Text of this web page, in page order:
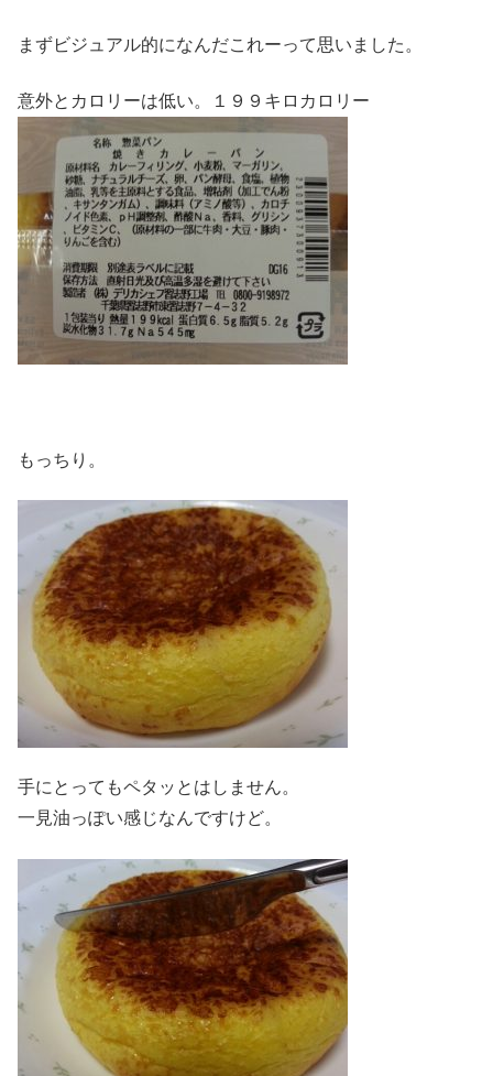
まずビジュアル的になんだこれーって思いました。
意外とカロリーは低い。１９９キロカロリー
もっちり。
手にとってもペタッとはしません。
一見油っぽい感じなんですけど。